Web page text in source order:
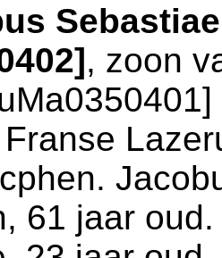
, zoon
.
, 61 jaar